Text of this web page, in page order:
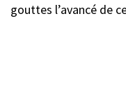
gouttes l’avancé de